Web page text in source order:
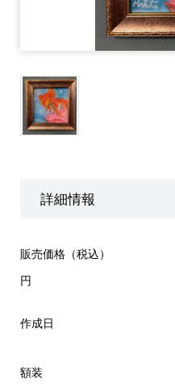
詳細情報
販売価格（税込）
円
作成日
額装